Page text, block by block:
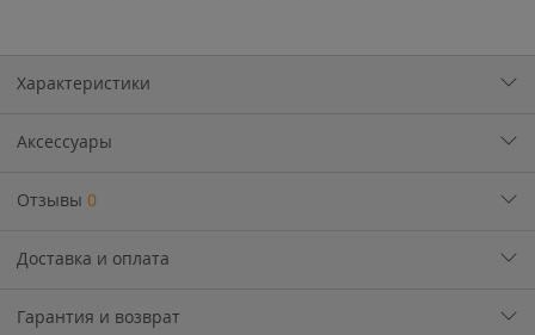
Характеристики
Аксессуары
Отзывы 0
Доставка и оплата
Гарантия и возврат